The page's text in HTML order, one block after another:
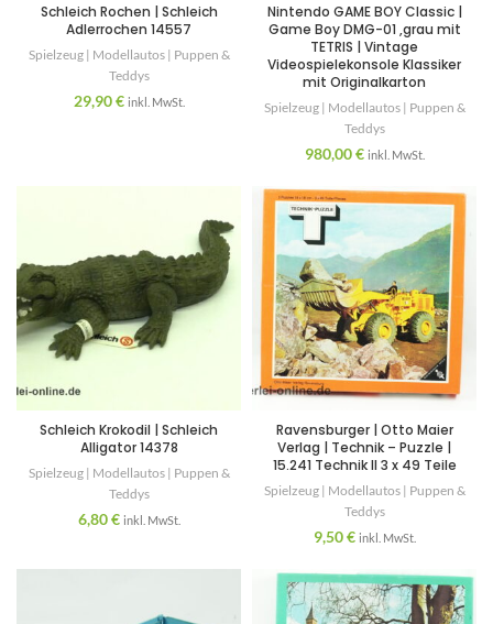
Schleich Rochen | Schleich
Adlerrochen 14557
Spielzeug | Modellautos | Puppen &
Teddys
29,90€ inkl. MwSt.
Nintendo GAME BOY Classic |
Game Boy DMG-01 ,grau mit
TETRIS | Vintage
Videospielekonsole Klassiker
mit Originalkarton
Spielzeug | Modellautos | Puppen &
Teddys
980,00€ inkl. MwSt.
Schleich Krokodil | Schleich
Alligator 14378
Spielzeug | Modellautos | Puppen &
Teddys
6,80€ inkl. MwSt.
Ravensburger | Otto Maier
Verlag | Technik – Puzzle |
15.241 Technik II 3 x 49 Teile
Spielzeug | Modellautos | Puppen &
Teddys
9,50€ inkl. MwSt.